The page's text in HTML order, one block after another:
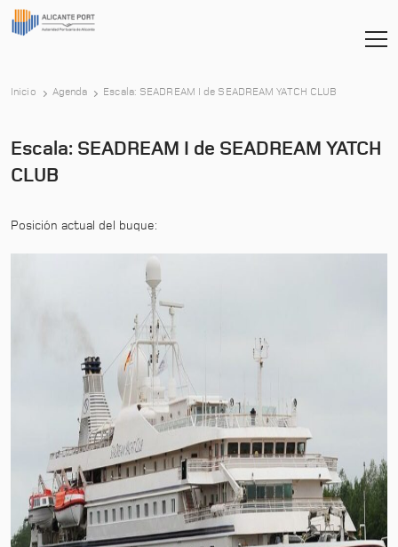
Inicio Agenda Escala: SEADREAM I de SEADREAM YATCH CLUB
Escala: SEADREAM I de SEADREAM YATCH
CLUB
Posición actual del buque: